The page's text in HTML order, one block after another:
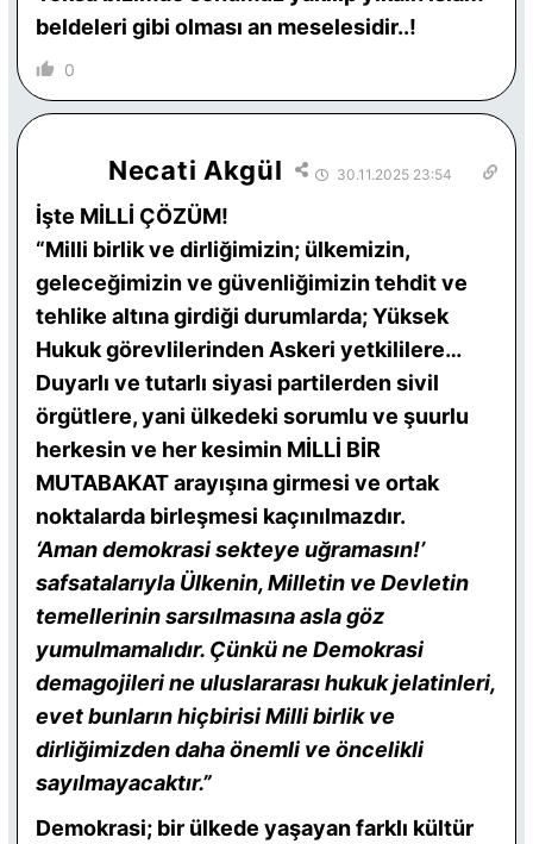
beldeleri gibi olması an meselesidir..!
0
Necati Akgül 30.11.2025 23:54
İşte MİLLİ ÇÖZÜM!
“Milli birlik ve dirliğimizin; ülkemizin,
geleceğimizin ve güvenliğimizin tehdit ve
tehlike altına girdiği durumlarda; Yüksek
Hukuk görevlilerinden Askeri yetkililere…
Duyarlı ve tutarlı siyasi partilerden sivil
örgütlere, yani ülkedeki sorumlu ve şuurlu
herkesin ve her kesimin MİLLİ BİR
MUTABAKAT arayışına girmesi ve ortak
noktalarda birleşmesi kaçınılmazdır.
‘Aman demokrasi sekteye uğramasın!’
safsatalarıyla Ülkenin, Milletin ve Devletin
temellerinin sarsılmasına asla göz
yumulmamalıdır. Çünkü ne Demokrasi
demagojileri ne uluslararası hukuk jelatinleri,
evet bunların hiçbirisi Milli birlik ve
dirliğimizden daha önemli ve öncelikli
sayılmayacaktır.”
Demokrasi; bir ülkede yaşayan farklı kültür